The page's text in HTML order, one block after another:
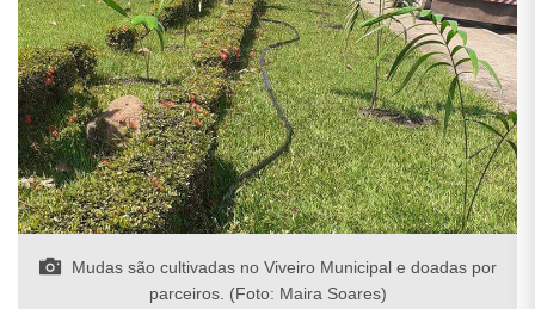
Mudas são cultivadas no Viveiro Municipal e doadas por
parceiros. (Foto: Maira Soares)